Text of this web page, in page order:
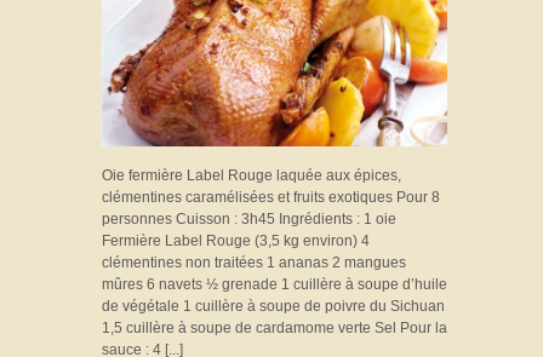
Oie fermière Label Rouge laquée aux épices,
clémentines caramélisées et fruits exotiques Pour 8
personnes Cuisson : 3h45 Ingrédients : 1 oie
Fermière Label Rouge (3,5 kg environ) 4
clémentines non traitées 1 ananas 2 mangues
mûres 6 navets ½ grenade 1 cuillère à soupe d’huile
de végétale 1 cuillère à soupe de poivre du Sichuan
1,5 cuillère à soupe de cardamome verte Sel Pour la
sauce : 4 [...]